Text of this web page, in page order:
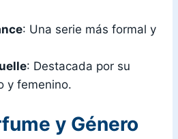
: Una serie más formal y
: Destacada por su
y femenino.
y Género